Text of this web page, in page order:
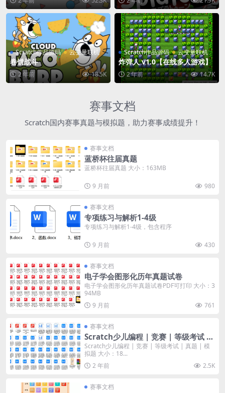
Scratch作品源码 云变量联机
卷饼战斗
2 年前 18.5K
Scratch作品源码 云变量联机
炸弹人 v1.0【在线多人游戏】
2 年前 14.7K
赛事文档
Scratch国内赛事真题与模拟题，助力赛事成绩提升！
赛事文档
蓝桥杯往届真题
蓝桥杯往届真题 大小：163MB
9 月前 980
赛事文档
专项练习与解析1-4级
专项练习与解析1-4级，包含程序
9 月前 430
赛事文档
电子学会图形化历年真题试卷
电子学会图形化历年真题试卷PDF可打印 大小：3
94MB
9 月前
761
赛事文档
Scratch少儿编程 | 竞赛 | 等级考试 |
真题 | 模拟题
Scratch少儿编程 | 竞赛 | 等级考试 | 真题 | 模
拟题 大小：18...
2 年前
2.5K
赛事文档